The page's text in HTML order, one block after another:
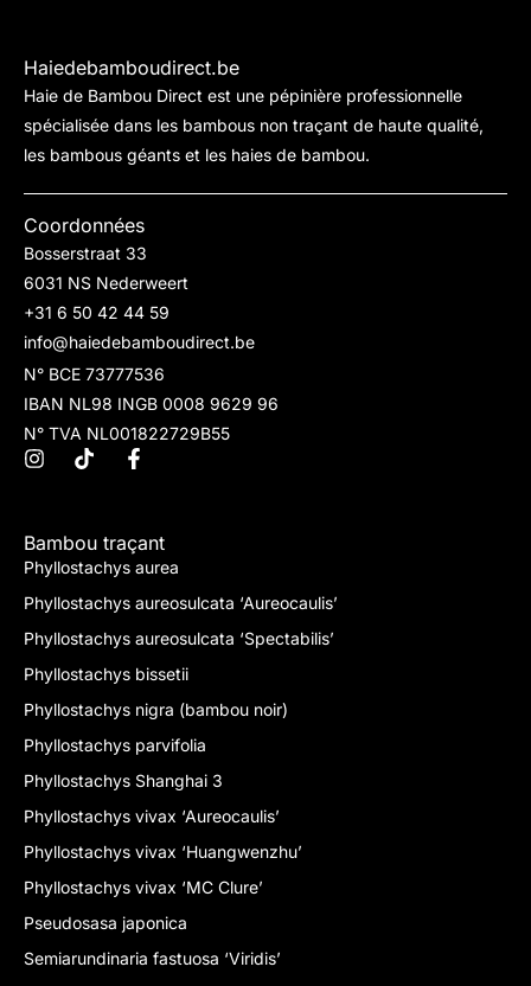
Haiedebamboudirect.be
Haie de Bambou Direct est une pépinière professionnelle
spécialisée dans les bambous non traçant de haute qualité,
les bambous géants et les haies de bambou.
Coordonnées
Bosserstraat 33
6031 NS Nederweert
+31 6 50 42 44 59
info@haiedebamboudirect.be
N° BCE 73777536
IBAN NL98 INGB 0008 9629 96
N° TVA NL001822729B55
Bambou traçant
Phyllostachys aurea
Phyllostachys aureosulcata ‘Aureocaulis’
Phyllostachys aureosulcata ‘Spectabilis’
Phyllostachys bissetii
Phyllostachys nigra (bambou noir)
Phyllostachys parvifolia
Phyllostachys Shanghai 3
Phyllostachys vivax ‘Aureocaulis’
Phyllostachys vivax ‘Huangwenzhu’
Phyllostachys vivax ‘MC Clure’
Pseudosasa japonica
Semiarundinaria fastuosa ‘Viridis’